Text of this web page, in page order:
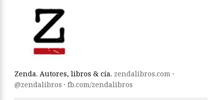
Zenda. Autores, libros & cía. zendalibros.com ·
@zendalibros · fb.com/zendalibros